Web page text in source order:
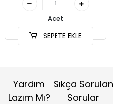
Adet
SEPETE EKLE
Yardım
Lazım Mı?
Sıkça Sorulan
Sorular